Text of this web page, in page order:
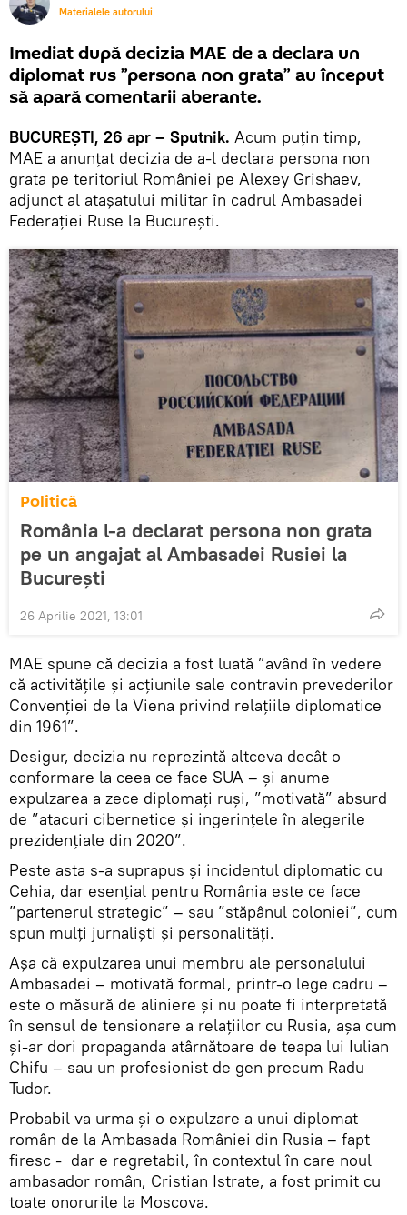
Materialele autorului
Imediat după decizia MAE de a declara un
diplomat rus ”persona non grata” au început
să apară comentarii aberante.
BUCUREȘTI, 26 apr – Sputnik. Acum puțin timp,
MAE a anunțat decizia de a-l declara persona non
grata pe teritoriul României pe Alexey Grishaev,
adjunct al atașatului militar în cadrul Ambasadei
Federației Ruse la București.
Politică
România l-a declarat persona non grata
pe un angajat al Ambasadei Rusiei la
București
26 Aprilie 2021, 13:01
MAE spune că decizia a fost luată ”având în vedere
că activitățile și acțiunile sale contravin prevederilor
Convenției de la Viena privind relațiile diplomatice
din 1961”.
Desigur, decizia nu reprezintă altceva decât o
conformare la ceea ce face SUA – și anume
expulzarea a zece diplomaţi ruşi, ”motivată” absurd
de ”atacuri cibernetice şi ingerinţele în alegerile
prezidenţiale din 2020”.
Peste asta s-a suprapus și incidentul diplomatic cu
Cehia, dar esențial pentru România este ce face
”partenerul strategic” – sau ”stăpânul coloniei”, cum
spun mulți jurnaliști și personalități.
Așa că expulzarea unui membru ale personalului
Ambasadei – motivată formal, printr-o lege cadru –
este o măsură de aliniere și nu poate fi interpretată
în sensul de tensionare a relațiilor cu Rusia, așa cum
și-ar dori propaganda atârnătoare de teapa lui Iulian
Chifu – sau un profesionist de gen precum Radu
Tudor.
Probabil va urma și o expulzare a unui diplomat
român de la Ambasada României din Rusia – fapt
firesc - dar e regretabil, în contextul în care noul
ambasador român, Cristian Istrate, a fost primit cu
toate onorurile la Moscova.